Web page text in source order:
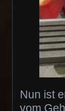
Nun ist
vom